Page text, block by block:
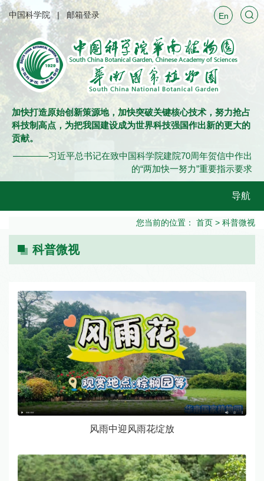
加快打造原始创新策源地，加快突破关键核心技术，努力抢占
科技制高点，为把我国建设成为世界科技强国作出新的更大的
贡献。
————习近平总书记在致中国科学院建院70周年贺信中作出
的“两加快一努力”重要指示要求
中国科学院 邮箱登录 En
导航
您当前的位置： 首页 > 科普微视
科普微视
风雨中迎风雨花绽放